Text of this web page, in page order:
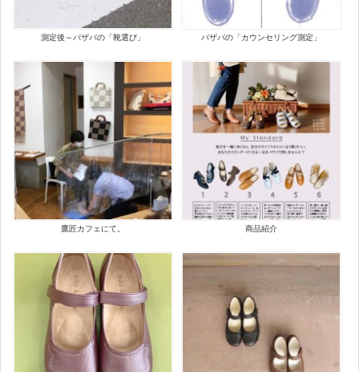
測定後～パザパの「靴選び」 パザパの「カウンセリング測定」
鷹匠カフェにて。 商品紹介